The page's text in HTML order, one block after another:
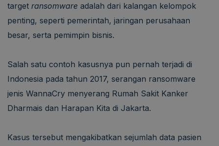
target ransomware adalah dari kalangan kelompok
penting, seperti pemerintah, jaringan perusahaan
besar, serta pemimpin bisnis.
Salah satu contoh kasusnya pun pernah terjadi di
Indonesia pada tahun 2017, serangan ransomware
jenis WannaCry menyerang Rumah Sakit Kanker
Dharmais dan Harapan Kita di Jakarta.
Kasus tersebut mengakibatkan sejumlah data pasien